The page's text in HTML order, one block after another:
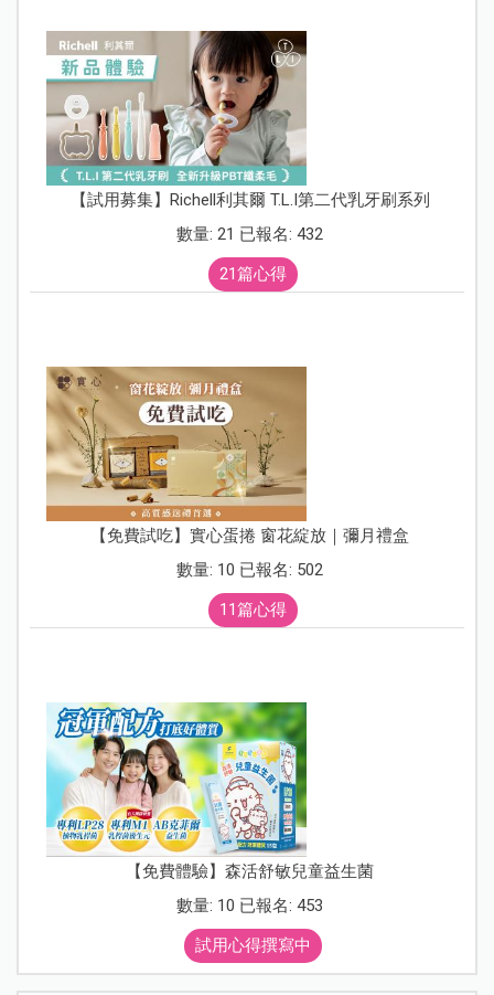
【試用募集】Richell利其爾 T.L.I第二代乳牙刷系列
數量: 21 已報名: 432
21篇心得
【免費試吃】實心蛋捲 窗花綻放｜彌月禮盒
數量: 10 已報名: 502
11篇心得
【免費體驗】森活舒敏兒童益生菌
數量: 10 已報名: 453
試用心得撰寫中